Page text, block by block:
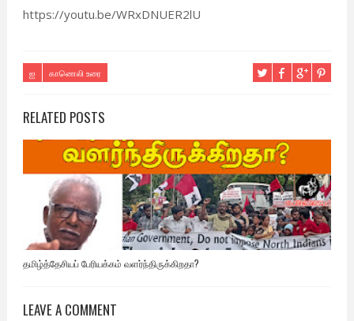
https://youtu.be/WRxDNUER2lU
ஐ காணெலி உரை
RELATED POSTS
தமிழ்த்தேசியப் பேரியக்கம் வளர்ந்திருக்கிறதா?
LEAVE A COMMENT